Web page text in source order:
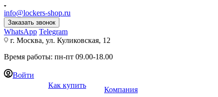
info@lockers-shop.ru
Заказать звонок
WhatsApp Telegram
г. Москва, ул. Куликовская, 12
Время работы: пн-пт 09.00-18.00
Войти
Как купить
Компания